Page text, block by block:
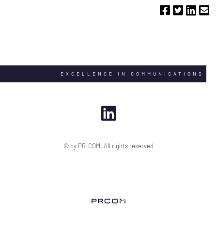
EXCELLENCE IN COMMUNICATIONS
© by PR-COM. All rights reserved